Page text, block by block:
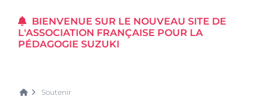
BIENVENUE SUR LE NOUVEAU SITE DE
L'ASSOCIATION FRANÇAISE POUR LA
PÉDAGOGIE SUZUKI
Soutenir